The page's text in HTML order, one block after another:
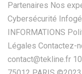
Partenaires Nos
Cybersécurité
INFORMATIONS
Légales Contactez-
contact@tekline.fr